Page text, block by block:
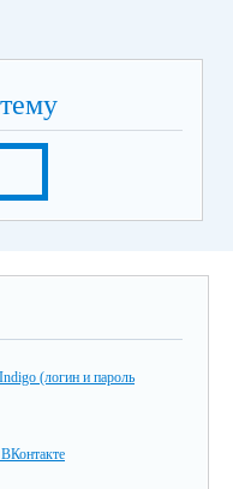
(логин и пароль